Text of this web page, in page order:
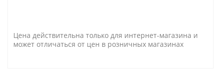
Цена действительна только для интернет-магазина и
может отличаться от цен в розничных магазинах